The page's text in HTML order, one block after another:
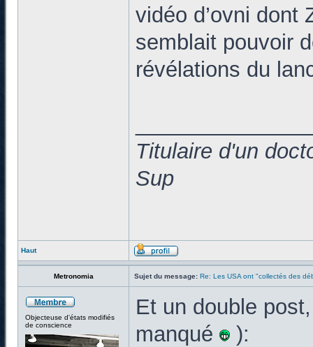
vidéo d’ovni dont
semblait pouvoir
révélations du
Titulaire d'un
Sup
Haut
Metronomia Sujet du message: Re: Les USA ont "collectés des
Objecteuse d'états modifiés
de conscience
Et un double
manqué
):